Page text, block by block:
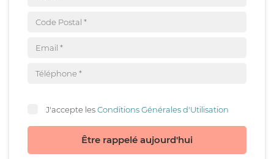
J'accepte lesConditions Générales d'Utilisation
Être rappelé aujourd'hui